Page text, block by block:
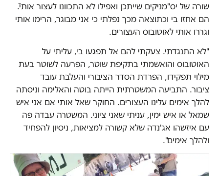
שורה של יס"מניקים שייתכן ואפילו לא התכוונו לעצור אותי.ֿ
הם אחזו בי וכתוצאה מכך נפלתי כי אני מבוגר, הרימו אותי
וגררו אותי לאוטובוס העצורים.
"לא התנגדתי. צעקתי להם אל תפגעו בי, עליתי על
האוטובוס והואשמתי בתקיפת שוטר, הפרעה לשוטר בעת
מילוי תפקידו, הפרדת הסדר הציבורי והעלבת עובד
ציבור. התביעה המשטרתית הייתה בוטה והאלימה וניסתה
להלך אימים עלינו העצורים. החוקר שאל אותי אם אני איש
שמאל או איש ימין, עניתי שאני ציוני. המשטרה עבדה פה
עם איזשהו אג'נדה שלא קשורה למציאות, ניסיון להפחיד
ולהלך אימים".